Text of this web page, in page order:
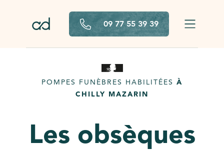
09 77 55 39 39
POMPES FUNÈBRES HABILITÉES À
CHILLY MAZARIN
Les obsèques